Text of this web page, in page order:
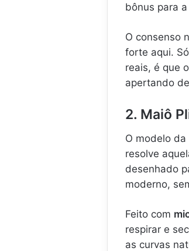
bônus para
O consenso
forte aqui.
reais, é que
apertando
2. Maiô
O modelo da
resolve
desenhado
moderno,
Feito com
respirar e
as curvas